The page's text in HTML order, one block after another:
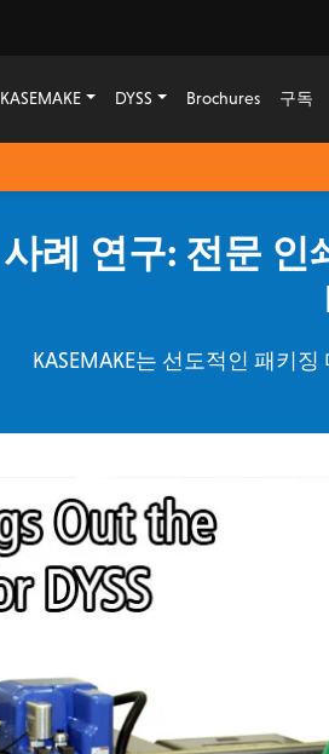
KASEMAKE DYSS Brochures 구독
사례 연구: 전문 인
KASEMAKE는 선도적인 패키